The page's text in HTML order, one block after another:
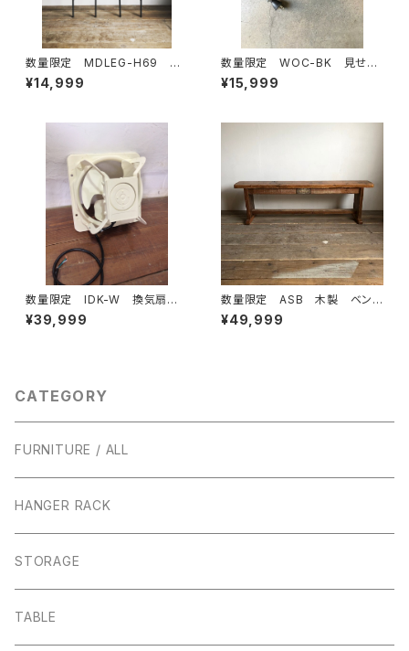
数量限定 MDLEG-H69 鉄
脚 アイアンレッグ ダイニング
テーブル ワークデスク カウ
¥14,999
数量限定 WOC-BK 見せる
延長コード コンセント 本体＋
カバーセット （ブラック）延長コ
¥15,999
数量限定 IDK-W 換気扇
インダストリアル 有圧換気
扇 工業系 100V対応可能
¥39,999
数量限定 ASB 木製 ベン
チ 古材 椅子 花台 チェア
ー アンティーク ダイニング ウ
¥49,999
CATEGORY
FURNITURE / ALL
HANGER RACK
STORAGE
TABLE